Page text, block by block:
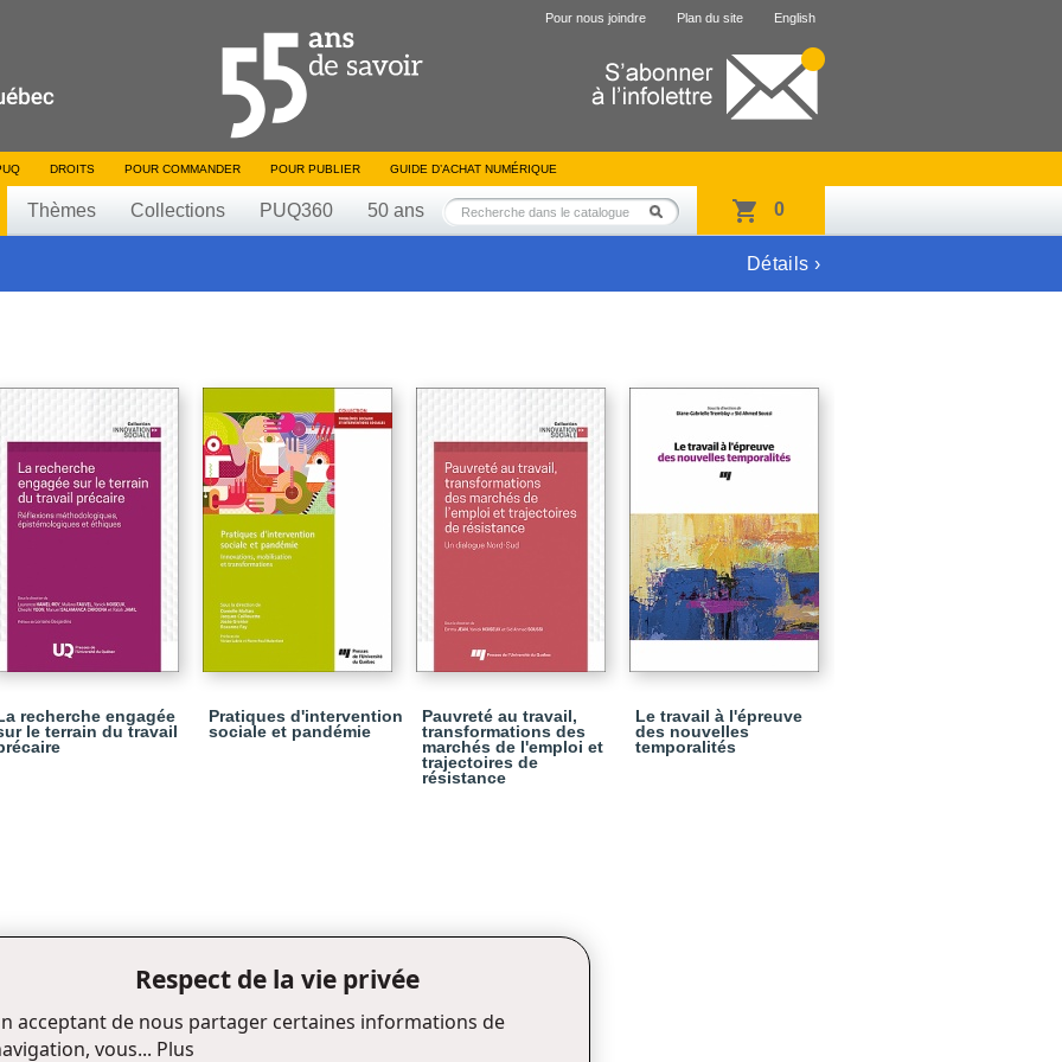
Pour nous joindre Plan du site English
DROITS POUR COMMANDER POUR PUBLIER GUIDE D’ACHAT NUMÉRIQUE
Thèmes Collections PUQ360 50 ans 0
Détails ›
recherche engagée
le terrain du travail
Pratiques d'intervention
sociale et pandémie
Pauvreté au travail,
transformations des
marchés de l'emploi et
trajectoires de
résistance
Le travail à l'épreuve
des nouvelles
temporalités
Respect de la vie privée
acceptant de nous partager certaines informations de
vous... Plus